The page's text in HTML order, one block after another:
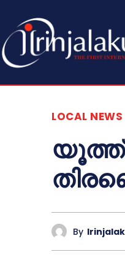
LOCAL NEWS
യൂത്ത്
By